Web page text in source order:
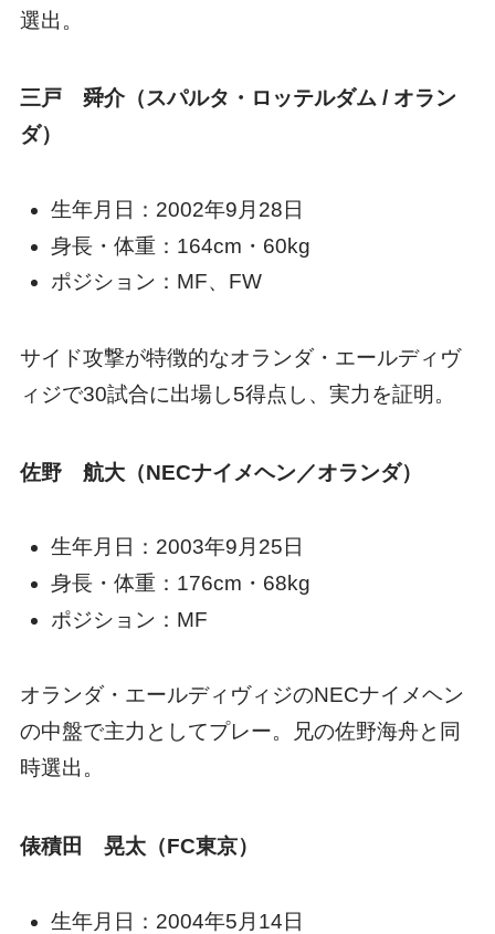
選出。
三戸 舜介（スパルタ・ロッテルダム / オラン
ダ）
生年月日：2002年9月28日
身長・体重：164cm・60kg
ポジション：MF、FW
サイド攻撃が特徴的なオランダ・エールディヴ
ィジで30試合に出場し5得点し、実力を証明。
佐野 航大（NECナイメヘン／オランダ）
生年月日：2003年9月25日
身長・体重：176cm・68kg
ポジション：MF
オランダ・エールディヴィジのNECナイメヘン
の中盤で主力としてプレー。兄の佐野海舟と同
時選出。
俵積田 晃太（FC東京）
生年月日：2004年5月14日